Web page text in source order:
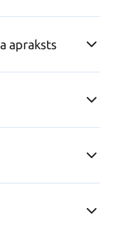
apraksts